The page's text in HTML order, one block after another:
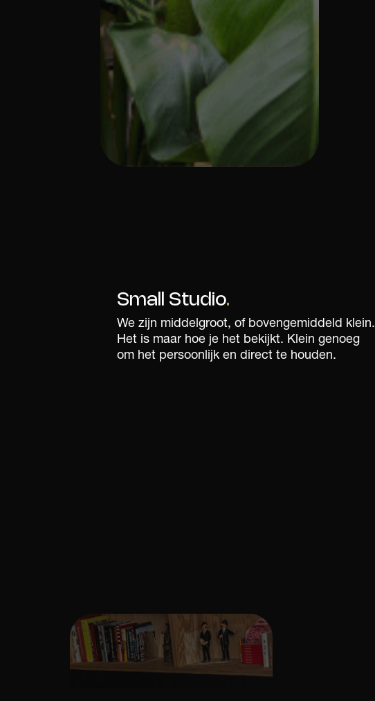
Small Studio.
We zijn middelgroot, of bovengemiddeld klein.
Het is maar hoe je het bekijkt. Klein genoeg
om het persoonlijk en direct te houden.